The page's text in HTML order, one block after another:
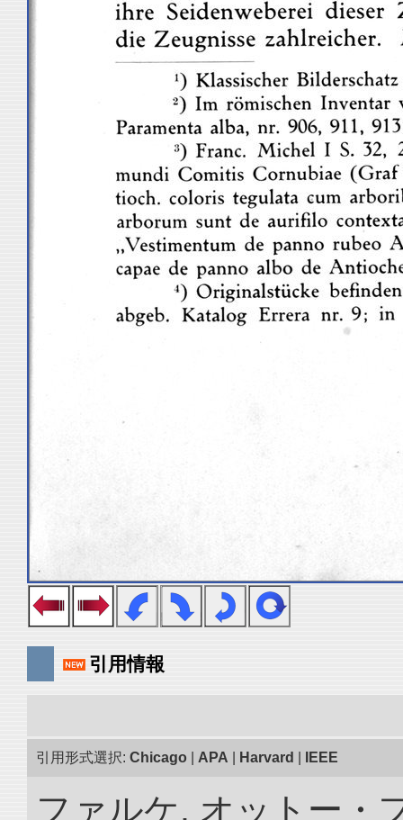
引用情報
引用形式選択: Chicago APA Harvard IEEE
ファルケ, オットー・